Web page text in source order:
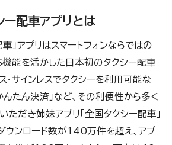
ー配車アプリとは
車」アプリはスマートフォンならではの
能を活かした日本初のタクシー配車
・サインレスでタクシーを利用可能な
かんたん決済」など、その利便性から多く
ただき姉妹アプリ「全国タクシー配車」
ウンロード数が140万件を超え、アプ